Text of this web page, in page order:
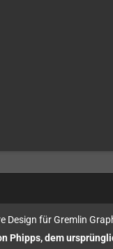
Design für Gremlin
Phipps, dem